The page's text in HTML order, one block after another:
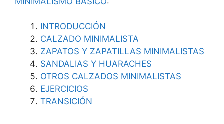
INTRODUCCIÓN
CALZADO MINIMALISTA
ZAPATOS Y ZAPATILLAS MINIMALISTAS
SANDALIAS Y HUARACHES
OTROS CALZADOS MINIMALISTAS
EJERCICIOS
TRANSICIÓN